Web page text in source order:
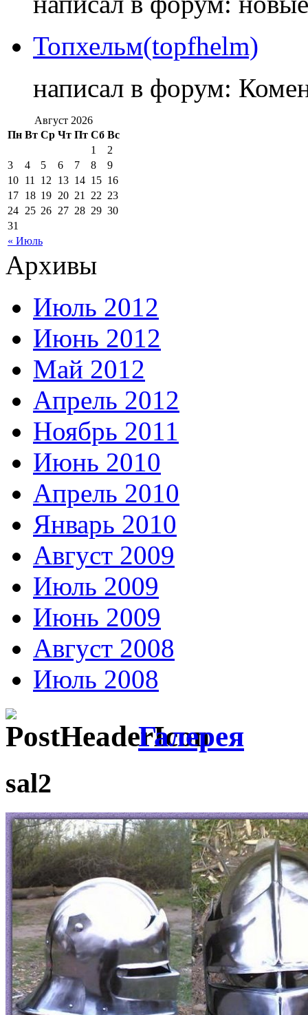
Топхельм(topfhelm)
написал в форум:
Август 2026
Пн Вт Ср Чт Пт Сб Вс
« Июль
1
2
3
4 5 6 7 8
9
10 11 12 13 14 15 16
17 18 19 20 21 22 23
24 25 26 27 28 29 30
31
Архивы
Июль 2012
Июнь 2012
Май 2012
Апрель 2012
Ноябрь 2011
Июнь 2010
Апрель 2010
Январь 2010
Август 2009
Июль 2009
Июнь 2009
Август 2008
Июль 2008
Галерея
sal2